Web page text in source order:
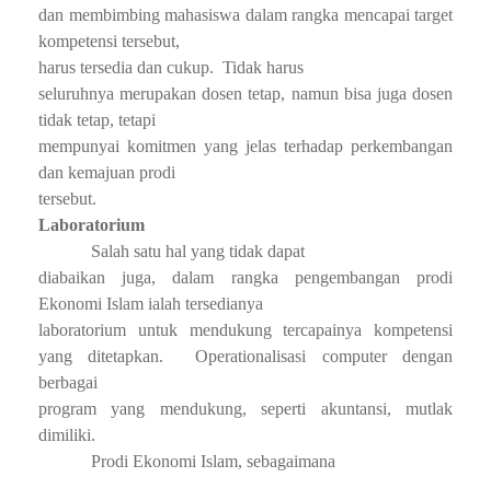
dan membimbing mahasiswa dalam rangka mencapai target
kompetensi tersebut,
harus tersedia dan cukup. Tidak harus
seluruhnya merupakan dosen tetap, namun bisa juga dosen
tidak tetap, tetapi
mempunyai komitmen yang jelas terhadap perkembangan
dan kemajuan prodi
tersebut.
Laboratorium
Salah satu hal yang tidak dapat
diabaikan juga, dalam rangka pengembangan prodi
Ekonomi Islam ialah tersedianya
laboratorium untuk mendukung tercapainya kompetensi
yang ditetapkan.
Operationalisasi computer dengan
berbagai
program yang mendukung, seperti akuntansi, mutlak
dimiliki.
Prodi Ekonomi Islam, sebagaimana